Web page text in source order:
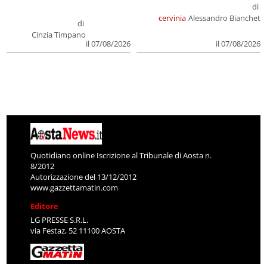
di
Cinzia Timpano
il 07/08/2026
cervinia
di
Alessandro Bianchet
il 07/08/2026
Quotidiano online Iscrizione al Tribunale di Aosta n.
8/2012
Autorizzazione del 13/12/2012
www.gazzettamatin.com
Editore
LG PRESSE S.R.L.
via Festaz, 52 11100 AOSTA